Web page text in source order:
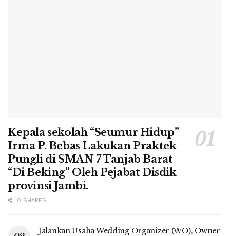
Kepala sekolah “Seumur Hidup”
Irma P. Bebas Lakukan Praktek
Pungli di SMAN 7 Tanjab Barat
“Di Beking” Oleh Pejabat Disdik
provinsi Jambi.
0 SHARES
Jalankan Usaha Wedding Organizer (WO), Owner